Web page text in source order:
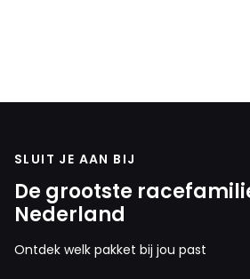
SLUIT JE AAN BIJ
De grootste
Nederland
Ontdek welk pakket bij jou past